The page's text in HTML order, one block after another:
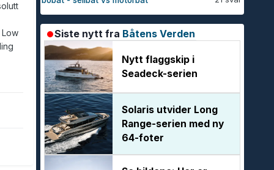
Siste nytt fra Båtens Verden
Nytt flaggskip i
Seadeck-serien
Solaris utvider Long
Range-serien med ny
64-foter